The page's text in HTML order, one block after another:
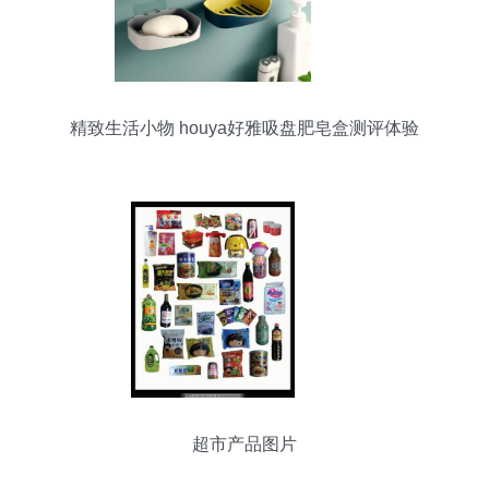
精致生活小物 houya好雅吸盘肥皂盒测评体验
超市产品图片